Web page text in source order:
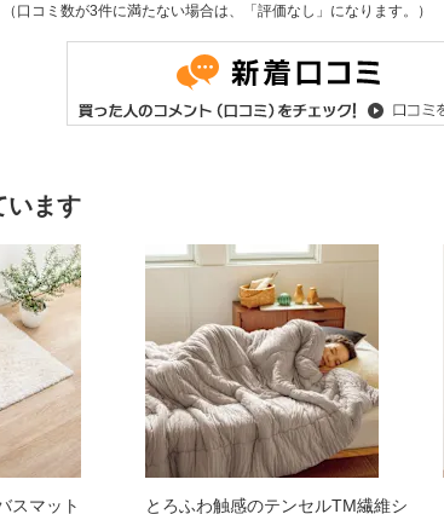
口コミ数が3件に満たない場合は、「評価なし」になります。）
います
スマット
とろふわ触感のテンセルTM繊維シ